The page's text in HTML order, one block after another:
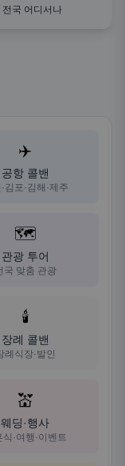
전국 어디서나
✈️
공항 콜밴
김포·김해·제주
🗺️
관광 투어
국 맞춤 관광
🕯️
장례 콜밴
례식장·발인
💒
웨딩·행사
식·여행·이벤트